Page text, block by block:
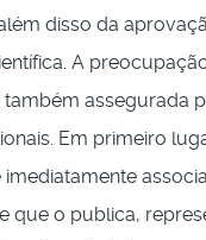
disso da
A
assegurada
Em primeiro
que o publica,